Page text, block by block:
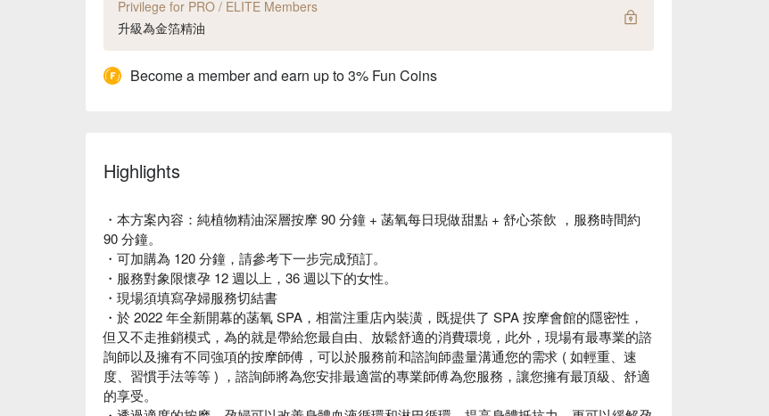
Privilege for PRO / ELITE Members
升級為金箔精油
Become a member and earn up to 3% Fun Coins
Highlights
・本方案內容：純植物精油深層按摩 90 分鐘 + 菡氧每日現做甜點 + 舒心茶飲 ，服務時間約
90 分鐘。
・可加購為 120 分鐘，請參考下一步完成預訂。
・服務對象限懷孕 12 週以上，36 週以下的女性。
・現場須填寫孕婦服務切結書
・於 2022 年全新開幕的菡氧 SPA，相當注重店內裝潢，既提供了 SPA 按摩會館的隱密性，
但又不走推銷模式，為的就是帶給您最自由、放鬆舒適的消費環境，此外，現場有最專業的諮
詢師以及擁有不同強項的按摩師傅，可以於服務前和諮詢師盡量溝通您的需求 ( 如輕重、速
度、習慣手法等等 ) ，諮詢師將為您安排最適當的專業師傅為您服務，讓您擁有最頂級、舒適
的享受。